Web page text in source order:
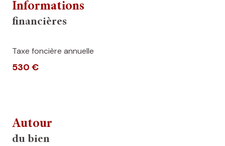
Informations
financières
Taxe foncière annuelle
530 €
Autour
du bien